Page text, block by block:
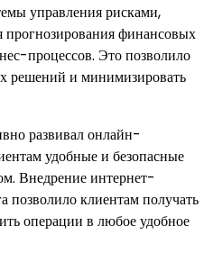
управления рисками,
прогнозирования финансовых
процессов. Это позволило
решений и минимизировать
развивал онлайн-
удобные и безопасные
Внедрение интернет-
позволило клиентам получать
операции в любое удобное